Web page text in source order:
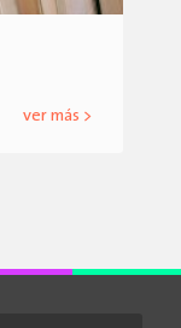
ver más >